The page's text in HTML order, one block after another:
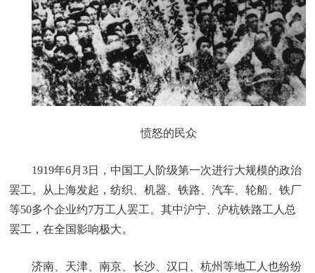
愤怒的民众
1919年6月3日，中国工人阶级第一次进行大规模的政治
罢工。从上海发起，纺织、机器、铁路、汽车、轮船、铁厂
等50多个企业约7万工人罢工。其中沪宁、沪杭铁路工人总
罢工，在全国影响极大。
济南、天津、南京、长沙、汉口、杭州等地工人也纷纷